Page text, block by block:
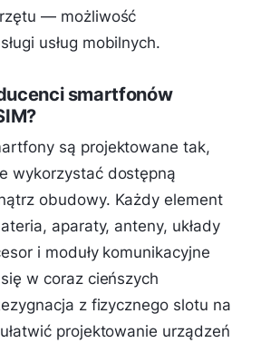
— możliwość
usług mobilnych.
smartfonów
są projektowane tak,
wykorzystać dostępną
obudowy. Każdy element
aparaty, anteny, układy
i moduły komunikacyjne
w coraz cieńszych
z fizycznego slotu na
projektowanie urządzeń